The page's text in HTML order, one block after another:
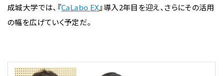
成城大学では、『CaLabo EX』導入2年目を迎え、さらにその活用
の幅を広げていく予定だ。